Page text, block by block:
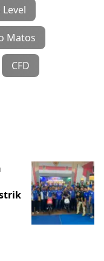
Level
Matos
CFD